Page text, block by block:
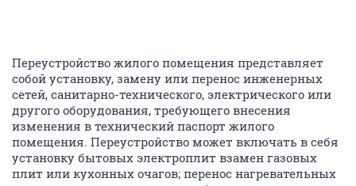
Переустройство жилого помещения представляет
собой установку, замену или перенос инженерных
сетей, санитарно-технического, электрического или
другого оборудования, требующего внесения
изменения в технический паспорт жилого
помещения. Переустройство может включать в себя
установку бытовых электроплит взамен газовых
плит или кухонных очагов; перенос нагревательных